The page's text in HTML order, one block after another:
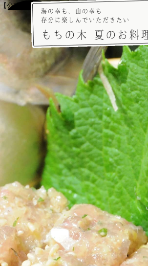
【公式】渓谷別庭 もちの木【ベストレート保証】